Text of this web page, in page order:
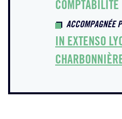
COMPTABILITÉ
ACCOMPAGNÉE
IN EXTENSO